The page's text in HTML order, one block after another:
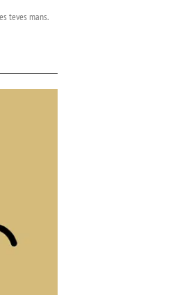
teves mans.